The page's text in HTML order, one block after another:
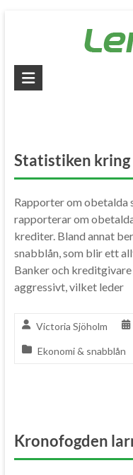
Lenders
alla
lån
Jämför
billiga
lån
och
låna
pengar
Statistiken kring
Rapporter om obetalda
rapporterar om
krediter. Bland annat
snabblån, som blir ett
Banker och
aggressivt, vilket leder
Victoria Sjöholm
Ekonomi & snabblån
Kronofogden